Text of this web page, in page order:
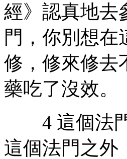
經》認真地去
門，你別想在
修，修來修去
藥吃了沒效。
4 這個法門
這個法門之外